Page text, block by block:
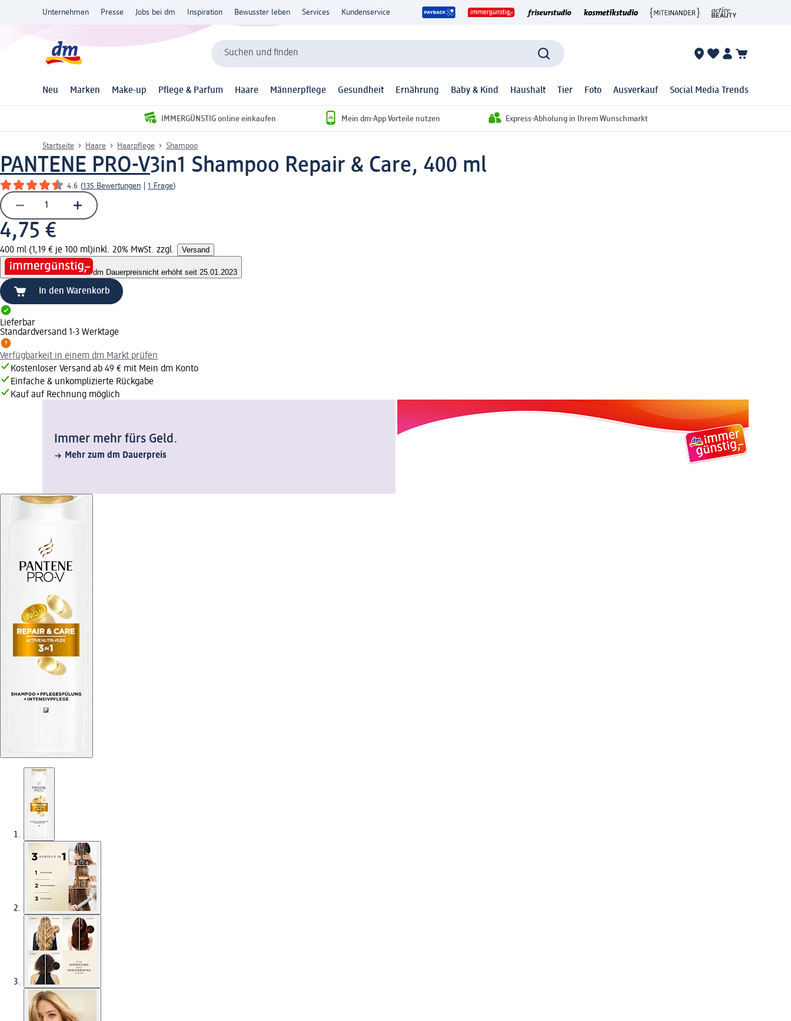
Unternehmen Presse Jobs bei dm Inspiration Bewusster leben Services Kundenservice
Suchen und finden
Neu Marken Make-up Pflege & Parfum Haare Männerpflege Gesundheit Ernährung Baby & Kind Haushalt Tier Foto Ausverkauf Social Media Trends
IMMERGÜNSTIG online einkaufen Mein dm-App Vorteile nutzen Express-Abholung in Ihrem Wunschmarkt
Startseite Haare Haarpflege Shampoo
PANTENE PRO-V3in1 Shampoo Repair & Care, 400 ml
4.6 (135 Bewertungen 1 Frage)
4,75 €
400 ml (1,19 € je 100 ml)inkl. 20% MwSt. zzgl. Versand
dm Dauerpreisnicht erhöht seit 25.01.2023
In den Warenkorb
Lieferbar
Standardversand 1-3 Werktage
Verfügbarkeit in einem dm Markt prüfen
Kostenloser Versand ab 49 € mit Mein dm Konto
Einfache & unkomplizierte Rückgabe
Kauf auf Rechnung möglich
Immer mehr fürs Geld.
Mehr zum dm Dauerpreis